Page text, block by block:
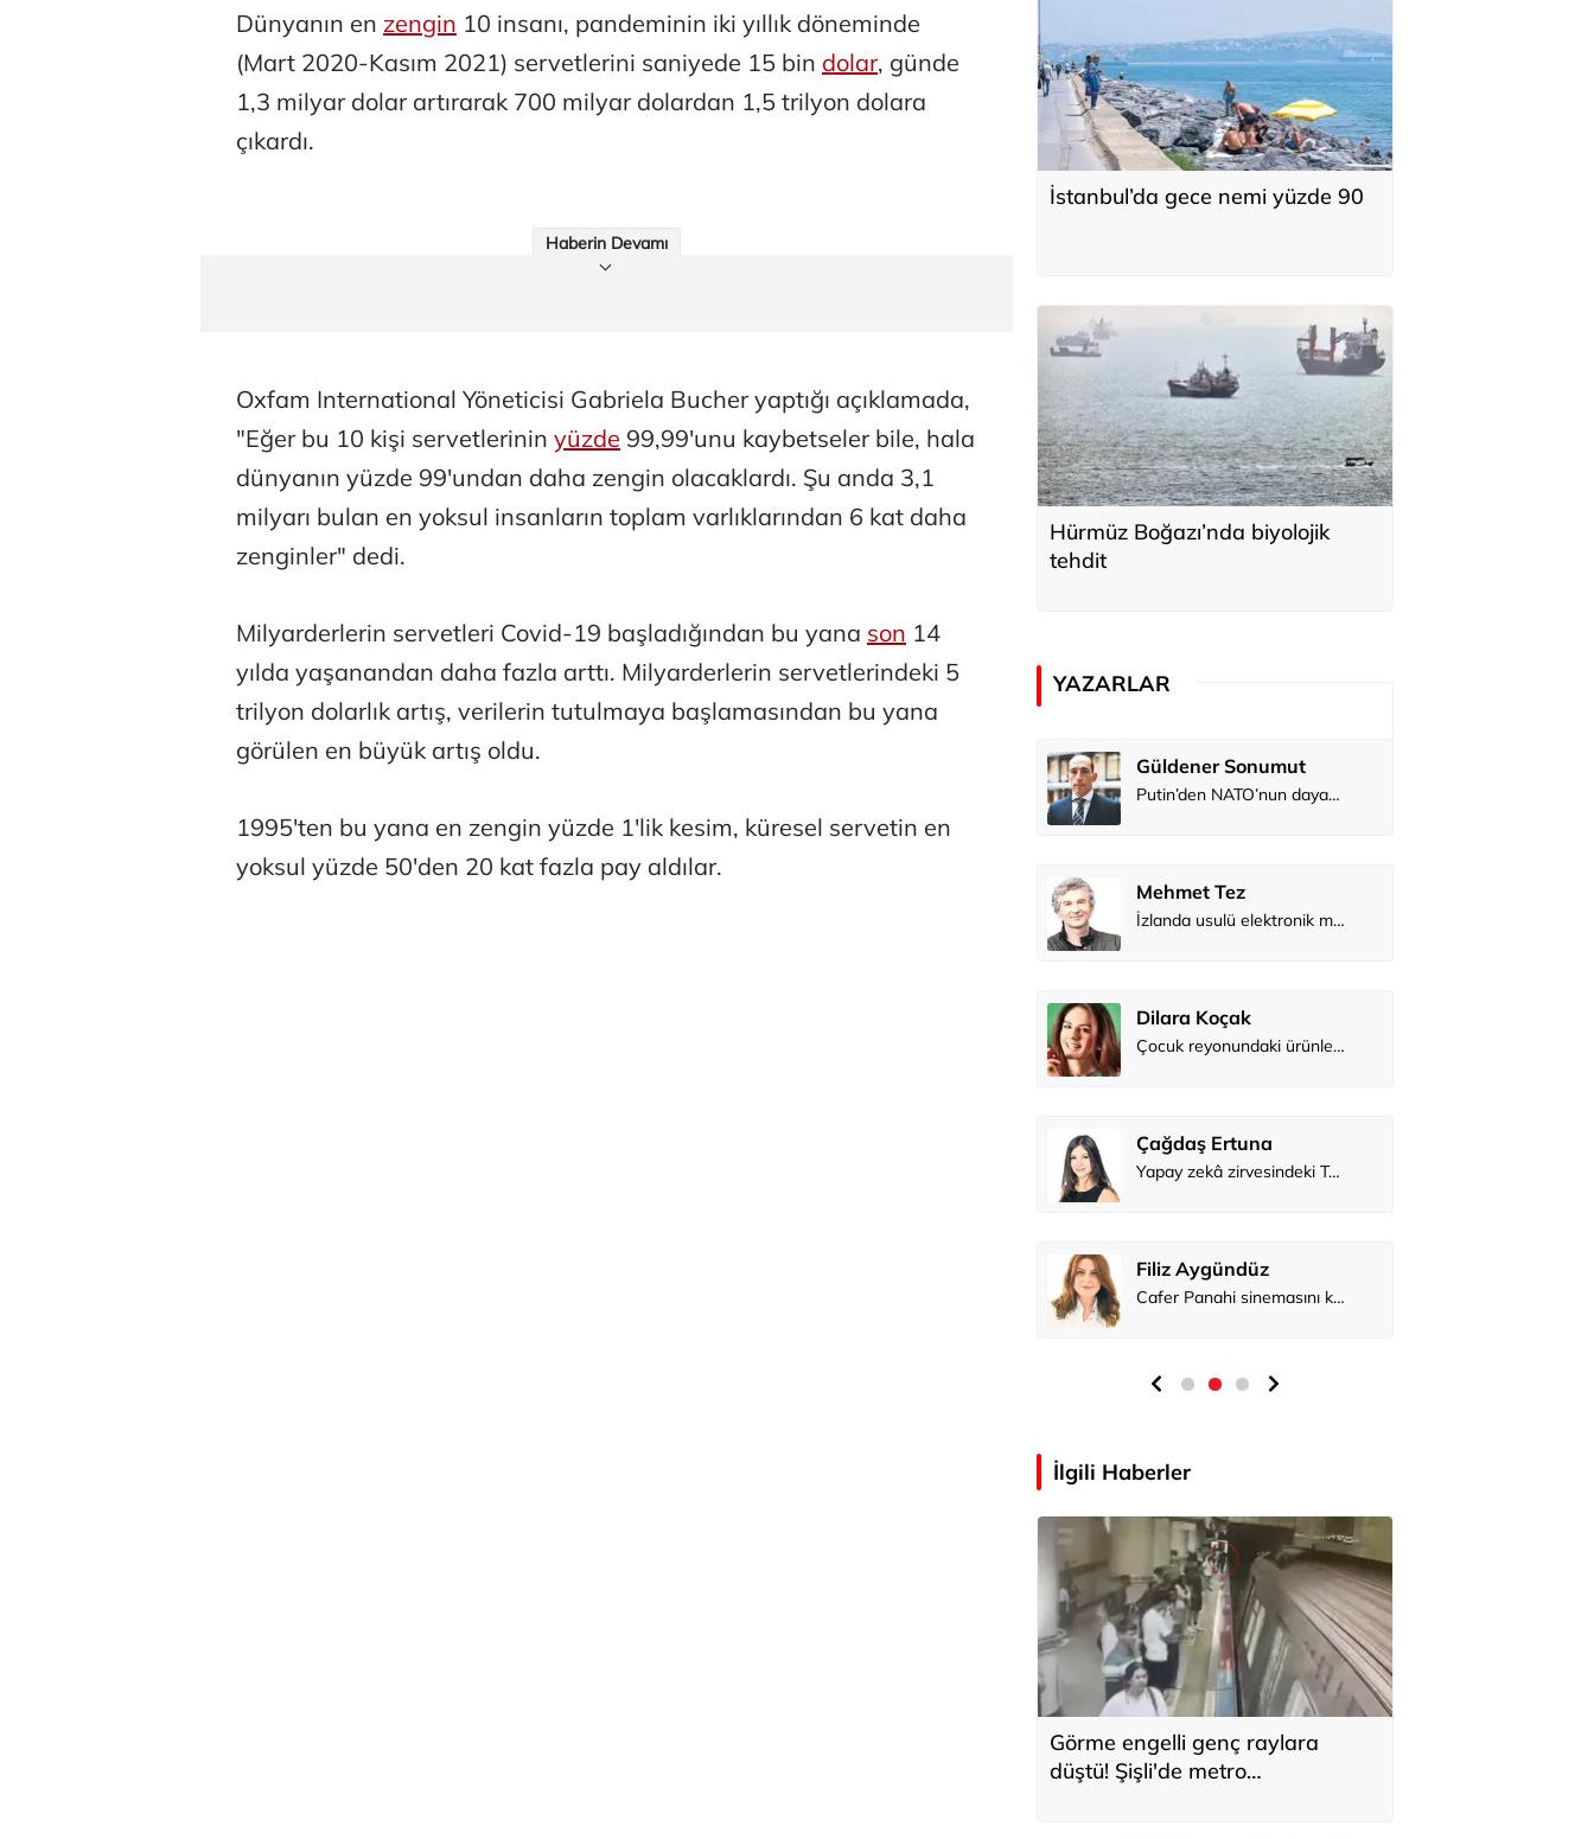
Dünyanın en zengin 10 insanı, pandeminin iki yıllık döneminde
(Mart 2020-Kasım 2021) servetlerini saniyede 15 bin dolar, günde
1,3 milyar dolar artırarak 700 milyar dolardan 1,5 trilyon dolara
çıkardı.
Haberin Devamı
Oxfam International Yöneticisi Gabriela Bucher yaptığı açıklamada,
"Eğer bu 10 kişi servetlerinin yüzde 99,99'unu kaybetseler bile, hala
dünyanın yüzde 99'undan daha zengin olacaklardı. Şu anda 3,1
milyarı bulan en yoksul insanların toplam varlıklarından 6 kat daha
zenginler" dedi.
Milyarderlerin servetleri Covid-19 başladığından bu yana son 14
yılda yaşanandan daha fazla arttı. Milyarderlerin servetlerindeki 5
trilyon dolarlık artış, verilerin tutulmaya başlamasından bu yana
görülen en büyük artış oldu.
1995'ten bu yana en zengin yüzde 1'lik kesim, küresel servetin en
yoksul yüzde 50'den 20 kat fazla pay aldılar.
İstanbul’da gece nemi yüzde 90
Hürmüz Boğazı’nda biyolojik
tehdit
YAZARLAR
Belma Akçura Güldener Sonumut
Putin’den NATO’nun dayanışmasını sınama girişimi?
Mehmet Tez
İzlanda usulü elektronik müzik
Dilara Koçak
Çocuk reyonundaki ürünler gerçekte ne kadar sağlıklı?
Çağdaş Ertuna
Yapay zekâ zirvesindeki Türk
Filiz Aygündüz
Cafer Panahi sinemasını konuşturmaya devam ediyor
İlgili Haberler
Görme engelli genç raylara
düştü! Şişli'de metro